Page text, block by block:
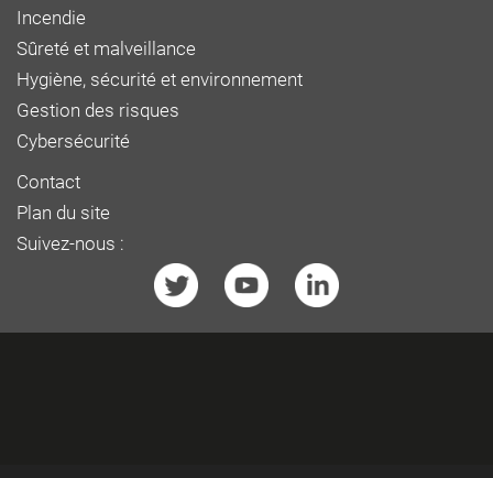
Incendie
Sûreté et malveillance
Hygiène, sécurité et environnement
Gestion des risques
Cybersécurité
Contact
Plan du site
Suivez-nous :